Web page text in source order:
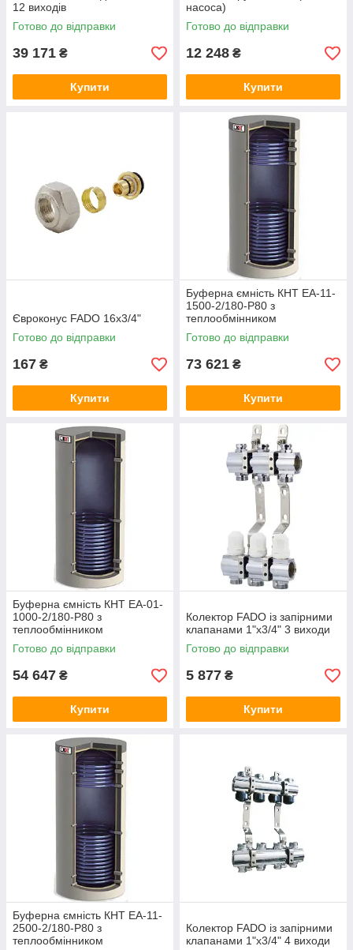
12 виходів
Готово до відправки
39 171 ₴
Купити
насоса)
Готово до відправки
12 248 ₴
Купити
Євроконус FADO 16x3/4"
Готово до відправки
167 ₴
Купити
Буферна ємність КНТ ЕА-11-
1500-2/180-P80 з
теплообмінником
Готово до відправки
73 621 ₴
Купити
Буферна ємність КНТ ЕА-01-
1000-2/180-P80 з
теплообмінником
Готово до відправки
54 647 ₴
Купити
Колектор FADO із запірними
клапанами 1"х3/4" 3 виходи
Готово до відправки
5 877 ₴
Купити
Буферна ємність КНТ ЕА-11-
2500-2/180-P80 з
теплообмінником
Колектор FADO із запірними
клапанами 1"х3/4" 4 виходи